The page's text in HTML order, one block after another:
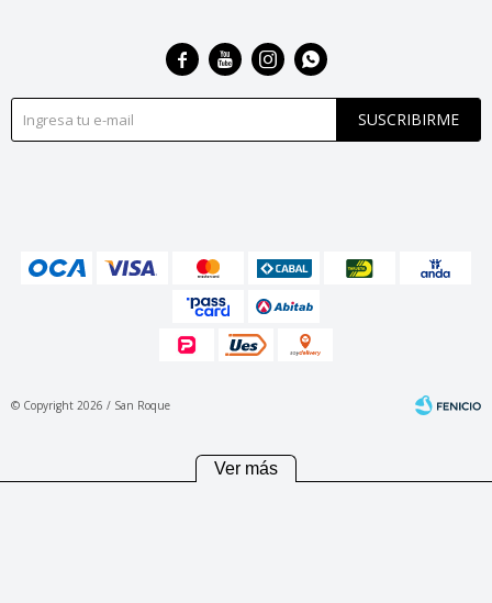
SUSCRIBIRME
   
© Copyright 2026 / San Roque
Ver más